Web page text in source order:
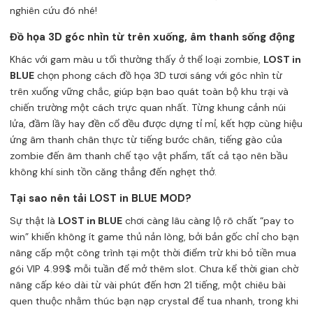
nghiên cứu đó nhé!
Đồ họa 3D góc nhìn từ trên xuống, âm thanh sống động
Khác với gam màu u tối thường thấy ở thể loại zombie, LOST in
BLUE chọn phong cách đồ họa 3D tươi sáng với góc nhìn từ
trên xuống vững chắc, giúp bạn bao quát toàn bộ khu trại và
chiến trường một cách trực quan nhất. Từng khung cảnh núi
lửa, đầm lầy hay đền cổ đều được dựng tỉ mỉ, kết hợp cùng hiệu
ứng âm thanh chân thực từ tiếng bước chân, tiếng gào của
zombie đến âm thanh chế tạo vật phẩm, tất cả tạo nên bầu
không khí sinh tồn căng thẳng đến nghẹt thở.
Tại sao nên tải LOST in BLUE MOD?
Sự thật là LOST in BLUE chơi càng lâu càng lộ rõ chất “pay to
win” khiến không ít game thủ nản lòng, bởi bản gốc chỉ cho bạn
nâng cấp một công trình tại một thời điểm trừ khi bỏ tiền mua
gói VIP 4.99$ mỗi tuần để mở thêm slot. Chưa kể thời gian chờ
nâng cấp kéo dài từ vài phút đến hơn 21 tiếng, một chiêu bài
quen thuộc nhằm thúc bạn nạp crystal để tua nhanh, trong khi